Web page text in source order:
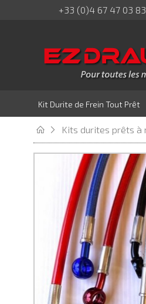
+33 (0)4 67 47 03 83
Kit Durite de Frein Tout Prêt
Kits durites prêts à